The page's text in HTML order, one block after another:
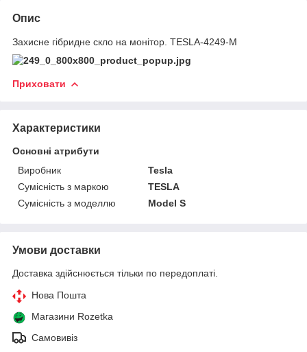
Опис
Захисне гібридне скло на монітор. TESLA-4249-M
Приховати
Характеристики
Основні атрибути
Виробник
Tesla
Сумісність з маркою
TESLA
Сумісність з моделлю
Model S
Умови доставки
Доставка здійснюється тільки по передоплаті.
Нова Пошта
Магазини Rozetka
Самовивіз